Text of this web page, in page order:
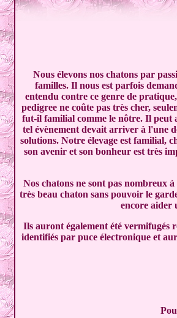
Nous élevons nos chatons par
familles. Il nous est parfois
entendu contre ce genre de
pedigree ne coûte pas très cher,
fut-il familial comme le nôtre. Il peut
tel évènement devait arriver à l'une
solutions. Notre élevage est familial,
son avenir et son bonheur est très
Nos chatons ne sont pas nombreux
très beau chaton sans pouvoir le
encore aider
Ils auront également été
identifiés par puce électronique et